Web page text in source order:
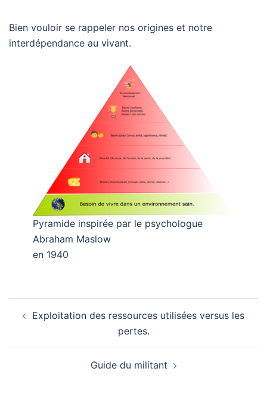
Bien vouloir se rappeler nos origines et notre
interdépendance au vivant.
Pyramide inspirée par le psychologue
Abraham Maslow
en 1940
d’article
Exploitation des ressources utilisées versus les
pertes.
Guide du militant